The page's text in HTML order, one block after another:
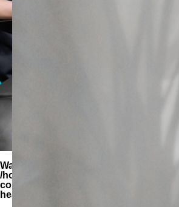
Warning
/home/zimuya/tada-reserve.jp/
content/themes/quadra_biz001/
header-title.php